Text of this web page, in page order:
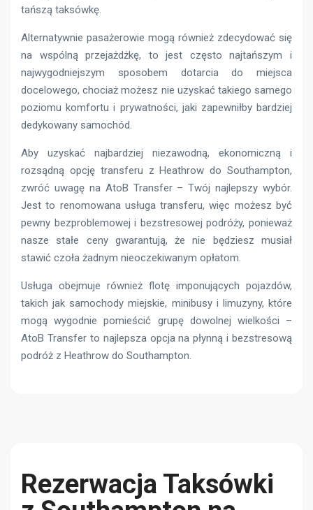
tańszą taksówkę.
Alternatywnie pasażerowie mogą również zdecydować się
na wspólną przejażdżkę, to jest często najtańszym i
najwygodniejszym sposobem dotarcia do miejsca
docelowego, chociaż możesz nie uzyskać takiego samego
poziomu komfortu i prywatności, jaki zapewniłby bardziej
dedykowany samochód.
Aby uzyskać najbardziej niezawodną, ​​ekonomiczną i
rozsądną opcję transferu z Heathrow do Southampton,
zwróć uwagę na AtoB Transfer – Twój najlepszy wybór.
Jest to renomowana usługa transferu, więc możesz być
pewny bezproblemowej i bezstresowej podróży, ponieważ
nasze stałe ceny gwarantują, że nie będziesz musiał
stawić czoła żadnym nieoczekiwanym opłatom.
Usługa obejmuje również flotę imponujących pojazdów,
takich jak samochody miejskie, minibusy i limuzyny, które
mogą wygodnie pomieścić grupę dowolnej wielkości –
AtoB Transfer to najlepsza opcja na płynną i bezstresową
podróż z Heathrow do Southampton.
Rezerwacja Taksówki